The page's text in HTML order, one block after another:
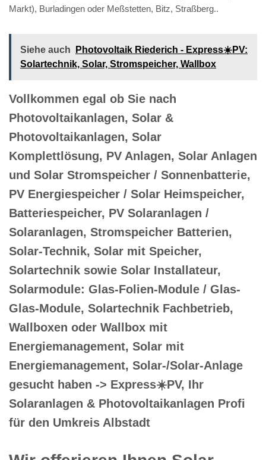
Markt), Burladingen oder Meßstetten, Bitz, Straßberg..
Siehe auch
Photovoltaik Riederich - Express☀️PV️:
Solartechnik, Solar, Stromspeicher, Wallbox
Vollkommen egal ob Sie nach
Photovoltaikanlagen, Solar &
Photovoltaikanlagen, Solar
Komplettlösung, PV Anlagen, Solar Anlagen
und Solar Stromspeicher / Sonnenbatterie,
PV Energiespeicher / Solar Heimspeicher,
Batteriespeicher, PV Solaranlagen /
Solaranlagen, Stromspeicher Batterien,
Solar-Technik, Solar mit Speicher,
Solartechnik sowie Solar Installateur,
Solarmodule: Glas-Folien-Module / Glas-
Glas-Module, Solartechnik Fachbetrieb,
Wallboxen oder Wallbox mit
Energiemanagement, Solar mit
Energiemanagement, Solar-/Solar-Anlage
gesucht haben -> Express☀️PV️, Ihr
Solaranlagen & Photovoltaikanlagen Profi
für den Umkreis Albstadt